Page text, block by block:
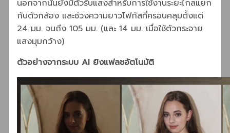
นอกจากนั้นยังมีตัวรับแสงสำหรับการใช้งานระยะไกลแยก
กับตัวกล้อง และช่วงความยาวโฟกัสที่ครอบคลุมตั้งแต่
24 มม. จนถึง 105 มม. (และ 14 มม. เมื่อใช้ตัวกระจาย
แสงมุมกว้าง)
ตัวอย่างจากระบบ AI ยิงแฟลชอัตโนมัติ